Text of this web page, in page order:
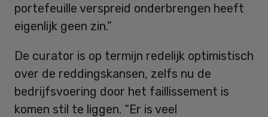
portefeuille verspreid onderbrengen heeft
eigenlijk geen zin.”
De curator is op termijn redelijk optimistisch
over de reddingskansen, zelfs nu de
bedrijfsvoering door het faillissement is
komen stil te liggen. “Er is veel